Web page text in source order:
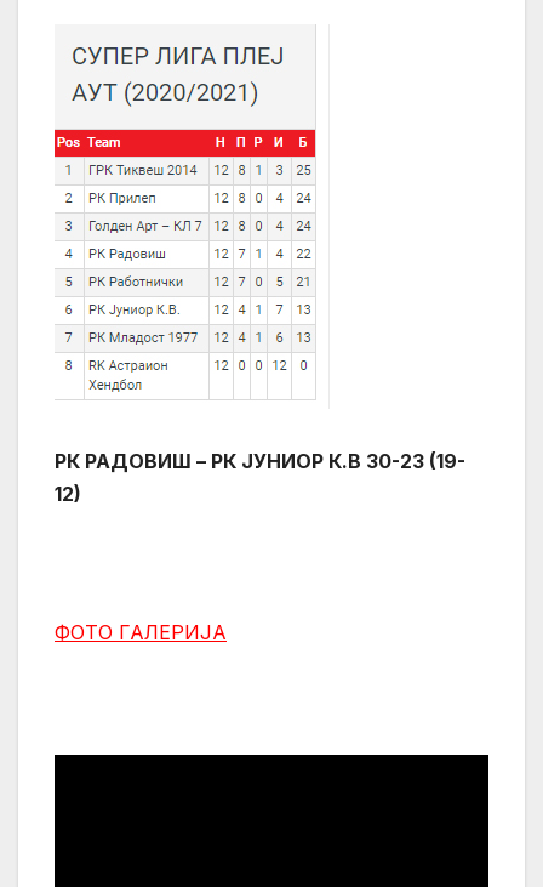
РК РАДОВИШ – РК ЈУНИОР К.В 30-23 (19-
12)
ФОТО ГАЛЕРИЈА